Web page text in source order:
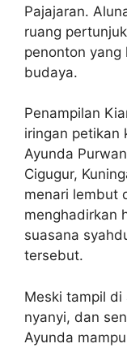
Pajajaran.
ruang
penonton yang
budaya.
Penampilan
iringan petikan
Ayunda
Cigugur,
menari lembut
menghadirkan
suasana
tersebut.
Meski tampil di
nyanyi, dan
Ayunda